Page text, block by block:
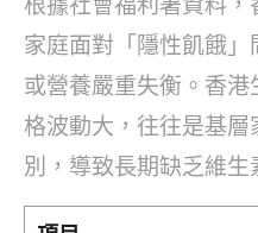
家庭面對「隱性飢餓
或營養嚴重失衡。香
格波動大，往往是基
別，導致長期缺乏維生